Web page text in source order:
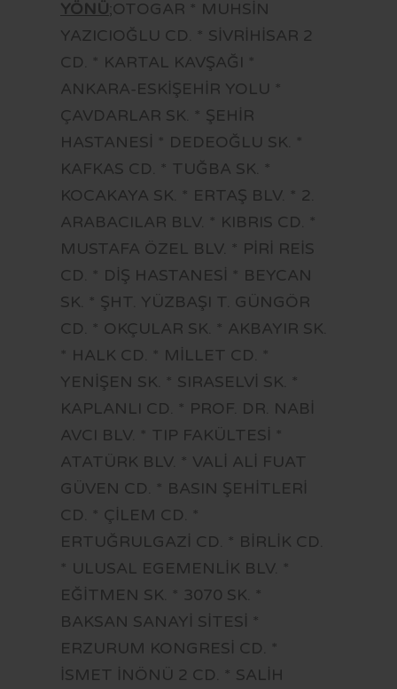
YÖNÜ;OTOGAR * MUHSİN
YAZICIOĞLU CD. * SİVRİHİSAR 2
CD. * KARTAL KAVŞAĞI *
ANKARA-ESKİŞEHİR YOLU *
ÇAVDARLAR SK. * ŞEHİR
HASTANESİ * DEDEOĞLU SK. *
KAFKAS CD. * TUĞBA SK. *
KOCAKAYA SK. * ERTAŞ BLV. * 2.
ARABACILAR BLV. * KIBRIS CD. *
MUSTAFA ÖZEL BLV. * PİRİ REİS
CD. * DİŞ HASTANESİ * BEYCAN
SK. * ŞHT. YÜZBAŞI T. GÜNGÖR
CD. * OKÇULAR SK. * AKBAYIR SK.
* HALK CD. * MİLLET CD. *
YENİŞEN SK. * SIRASELVİ SK. *
KAPLANLI CD. * PROF. DR. NABİ
AVCI BLV. * TIP FAKÜLTESİ *
ATATÜRK BLV. * VALİ ALİ FUAT
GÜVEN CD. * BASIN ŞEHİTLERİ
CD. * ÇİLEM CD. *
ERTUĞRULGAZİ CD. * BİRLİK CD.
* ULUSAL EGEMENLİK BLV. *
EĞİTMEN SK. * 3070 SK. *
BAKSAN SANAYİ SİTESİ *
ERZURUM KONGRESİ CD. *
İSMET İNÖNÜ 2 CD. * SALİH